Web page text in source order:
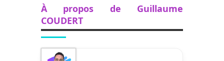
À propos de Guillaume
COUDERT